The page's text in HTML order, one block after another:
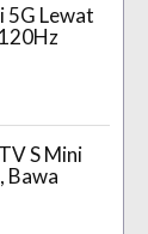
5G Lewat
S Mini
Bawa